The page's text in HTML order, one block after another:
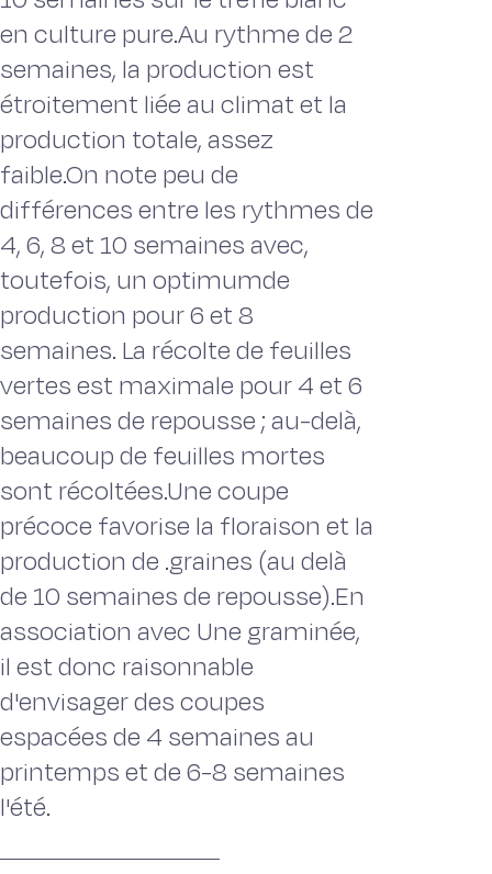
en culture pure.Au rythme de 2
semaines, la production est
étroitement liée au climat et la
production totale, assez
faible.On note peu de
différences entre les rythmes de
4, 6, 8 et 10 semaines avec,
toutefois, un optimumde
production pour 6 et 8
semaines. La récolte de feuilles
vertes est maximale pour 4 et 6
semaines de repousse ; au-delà,
beaucoup de feuilles mortes
sont récoltées.Une coupe
précoce favorise la floraison et la
production de .graines (au delà
de 10 semaines de repousse).En
association avec Une graminée,
il est donc raisonnable
d'envisager des coupes
espacées de 4 semaines au
printemps et de 6-8 semaines
l'été.